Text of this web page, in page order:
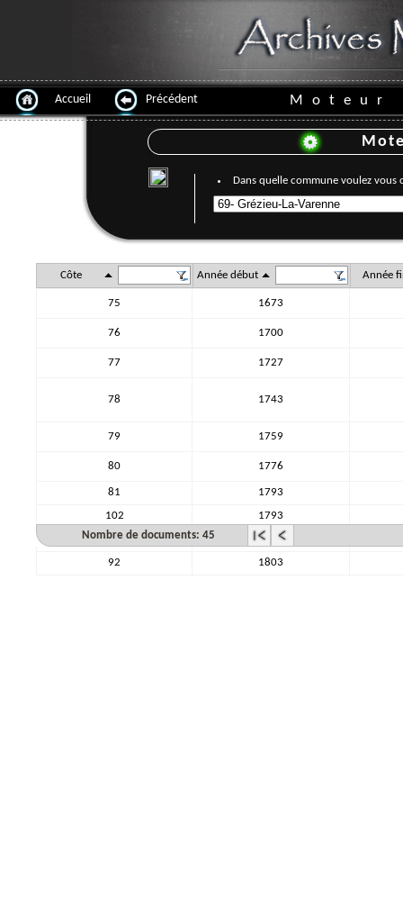
Moteur
Accueil Précédent
Dans quelle commune voulez
Côte Année début Année
75 1673
76 1700
77 1727
78 1743
79 1759
80 1776
81
1793
102
1793
91
1793
92
1803
Nombre de documents: 45